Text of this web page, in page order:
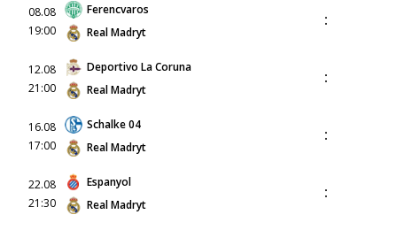
08.08
19:00
Ferencvaros
Real Madryt
:
12.08
21:00
Deportivo La Coruna
Real Madryt
:
16.08
17:00
Schalke 04
Real Madryt
:
22.08
21:30
Espanyol
Real Madryt
: